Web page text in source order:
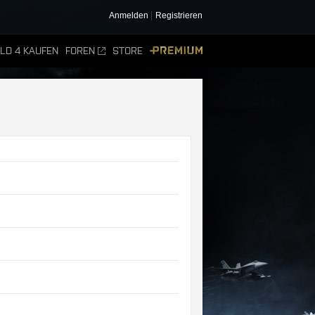
Anmelden Registrieren
4 KAUFEN FOREN STORE